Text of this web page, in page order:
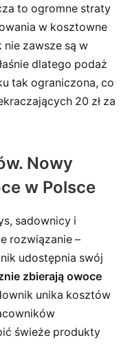
to ogromne straty
w kosztowne
zawsze są w
dlatego podaż
tak ograniczona, co
20 zł za
Nowy
w Polsce
sadownicy i
rozwiązanie –
udostępnia swój
zbierają owoce
unika kosztów
świeże produkty